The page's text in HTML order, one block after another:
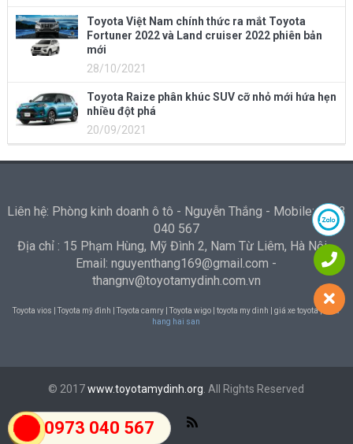
0973 040 567
Toyota Việt Nam chính thức ra mắt Toyota
Fortuner 2022 và Land cruiser 2022 phiên bản
mới
28/10/2021
Toyota Raize phân khúc SUV cỡ nhỏ mới hứa hẹn
nhiều đột phá
20/09/2021
Liên hệ: Phòng kinh doanh ô tô - Nguyễn Thắng - Mobile: 0973
040 567
Địa chỉ : 15 Phạm Hùng, Mỹ Đình 2, Nam Từ Liêm, Hà Nội -
Email: nguyenthang169@gmail.com -
thangnv@toyotamydinh.com.vn
Toyota vios | Toyota mỹ đình | Toyota camry | Toyota wigo | toyota my dinh | giá xe toyota |
Nha
hang hai san
© 2017www.toyotamydinh.org . All Rights Reserved